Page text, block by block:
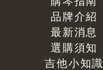
品牌介紹
最新消息
選購須知
吉他小知識